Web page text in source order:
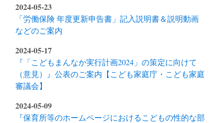
2024-05-23
「労働保険 年度更新申告書」記入説明書＆説明動画
などのご案内
2024-05-17
『「こどもまんなか実行計画2024」の策定に向けて
（意見）』公表のご案内【こども家庭庁・こども家庭
審議会】
2024-05-09
『保育所等のホームページにおけるこどもの性的な部